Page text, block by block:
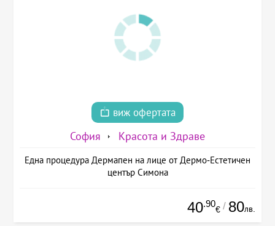
виж офертата
София Красота и Здраве
Една процедура Дермапен на лице от Дермо-Естетичен
център Симона
40.90
€ / 80лв.